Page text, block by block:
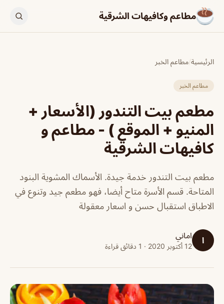
مطاعم وكافيهات الشرقية
الرئيسية/مطاعم الخبر
مطاعم الخبر
مطعم بيت التندور (الأسعار +
المنيو + الموقع ) - مطاعم و
كافيهات الشرقية
مطعم بيت التندور خدمة جيدة. الأسماك المشوية البنود
المتاحة. قسم الأسرة متاح أيضا، فهو مطعم جيد وتنوع في
الاطباق استقبال حسن و اسعار معقولة
ا اماني
12 أكتوبر 2020 · 1 دقائق قراءة